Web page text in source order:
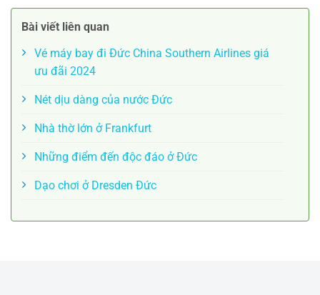
Bài viết liên quan
Vé máy bay đi Đức China Southern Airlines giá
ưu đãi 2024
Nét dịu dàng của nước Đức
Nhà thờ lớn ở Frankfurt
Những điểm đến độc đáo ở Đức
Dạo chơi ở Dresden Đức